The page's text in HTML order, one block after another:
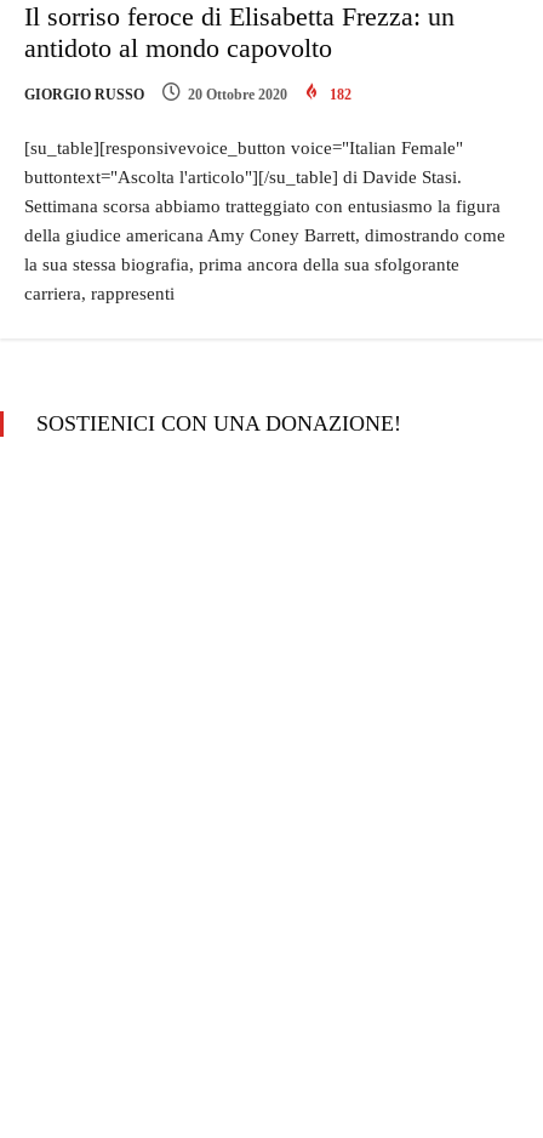
Il sorriso feroce di Elisabetta Frezza: un
antidoto al mondo capovolto
GIORGIO RUSSO 20 Ottobre 2020 182
[su_table][responsivevoice_button voice="Italian Female"
buttontext="Ascolta l'articolo"][/su_table] di Davide Stasi.
Settimana scorsa abbiamo tratteggiato con entusiasmo la figura
della giudice americana Amy Coney Barrett, dimostrando come
la sua stessa biografia, prima ancora della sua sfolgorante
carriera, rappresenti
SOSTIENICI CON UNA DONAZIONE!